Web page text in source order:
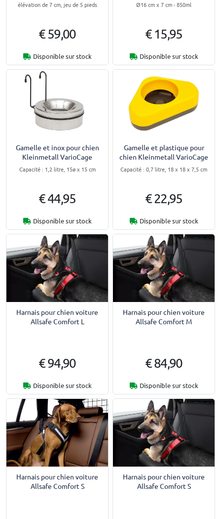
élévation de 7 cm, jeu de 5 pieds
€ 59,00
Disponible sur stock
Ø16 cm x 7 cm - 850ml
€ 15,95
Disponible sur stock
Gamelle et inox pour chien
Kleinmetall VarioCage
Capacité : 1,2 litre, 15ø x 15 cm
€ 44,95
Disponible sur stock
Gamelle et plastique pour
chien Kleinmetall VarioCage
Capacité : 0,7 litre, 18 x 18 x 7,5 cm
€ 22,95
Disponible sur stock
Harnais pour chien voiture
Allsafe Comfort L
€ 94,90
Disponible sur stock
Harnais pour chien voiture
Allsafe Comfort M
€ 84,90
Disponible sur stock
Harnais pour chien voiture
Allsafe Comfort S
Harnais pour chien voiture
Allsafe Comfort S